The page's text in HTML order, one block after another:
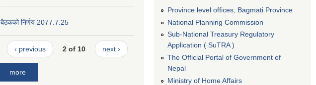
बैठकको निर्णय 2077.7.25
‹ previous 2 of 10 next ›
more
Province level offices, Bagmati Province
National Planning Commission
Sub-National Treasury Regulatory
Application ( SuTRA )
The Official Portal of Government of
Nepal
Ministry of Home Affairs